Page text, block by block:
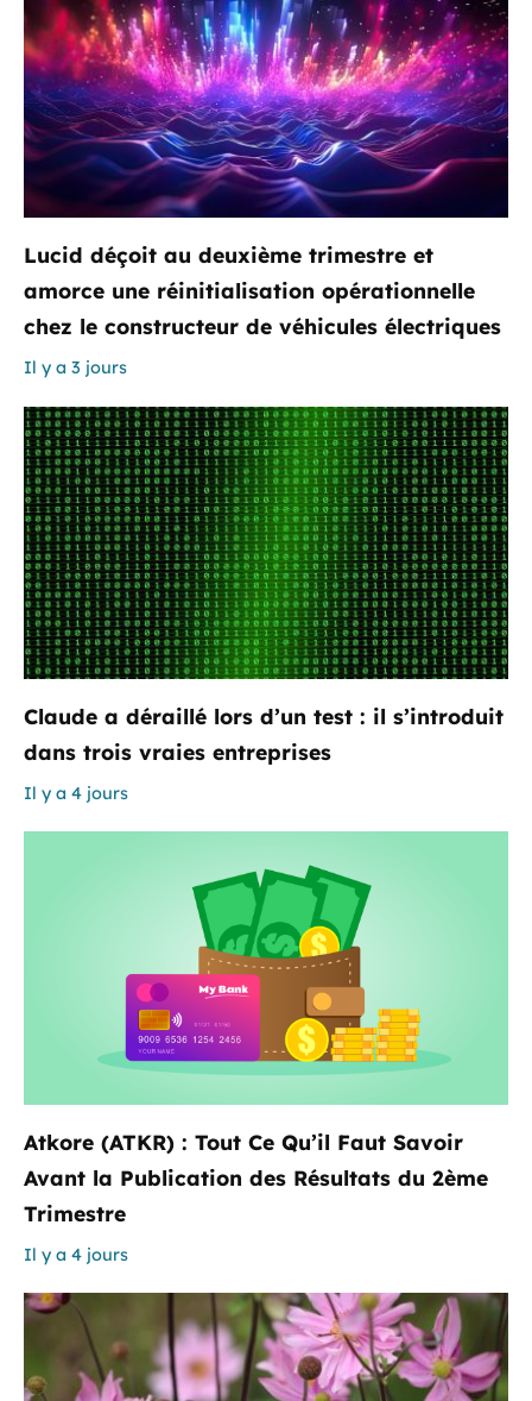
Lucid déçoit au deuxième trimestre et
amorce une réinitialisation opérationnelle
chez le constructeur de véhicules électriques
Il y a 3 jours
Claude a déraillé lors d’un test : il s’introduit
dans trois vraies entreprises
Il y a 4 jours
Atkore (ATKR) : Tout Ce Qu’il Faut Savoir
Avant la Publication des Résultats du 2ème
Trimestre
Il y a 4 jours